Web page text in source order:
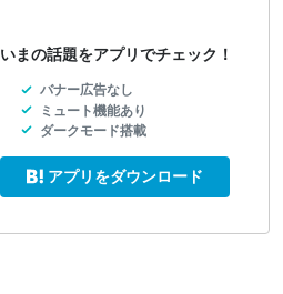
いまの話題をアプリでチェック！
バナー広告なし
ミュート機能あり
ダークモード搭載
アプリをダウンロード